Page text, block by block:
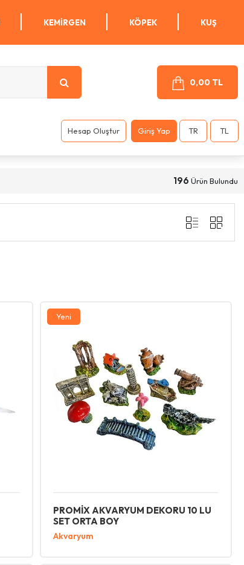
TL
TR
Giriş Yap
Hesap Oluştur
0,00 TL
KEMIRGEN KÖPEK KUŞ
196 Ürün Bulundu
Yeni
PROMİX AKVARYUM DEKORU 10 LU
SET ORTA BOY
Akvaryum